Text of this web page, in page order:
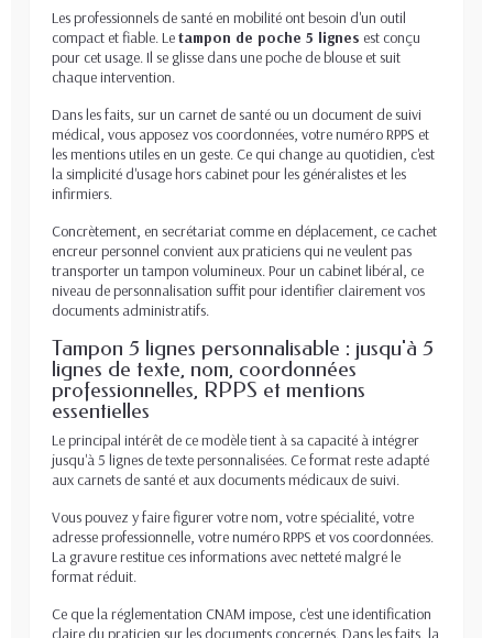
Les professionnels de santé en mobilité ont besoin d'un outil
compact et fiable. Letampon de poche 5 lignes est conçu
pour cet usage. Il se glisse dans une poche de blouse et suit
chaque intervention.
Dans les faits, sur un carnet de santé ou un document de suivi
médical, vous apposez vos coordonnées, votre numéro RPPS et
les mentions utiles en un geste. Ce qui change au quotidien, c'est
la simplicité d'usage hors cabinet pour les généralistes et les
infirmiers.
Concrètement, en secrétariat comme en déplacement, ce cachet
encreur personnel convient aux praticiens qui ne veulent pas
transporter un tampon volumineux. Pour un cabinet libéral, ce
niveau de personnalisation suffit pour identifier clairement vos
documents administratifs.
Tampon 5 lignes personnalisable : jusqu'à 5
lignes de texte, nom, coordonnées
professionnelles, RPPS et mentions
essentielles
Le principal intérêt de ce modèle tient à sa capacité à intégrer
jusqu'à 5 lignes de texte personnalisées. Ce format reste adapté
aux carnets de santé et aux documents médicaux de suivi.
Vous pouvez y faire figurer votre nom, votre spécialité, votre
adresse professionnelle, votre numéro RPPS et vos coordonnées.
La gravure restitue ces informations avec netteté malgré le
format réduit.
Ce que la réglementation CNAM impose, c'est une identification
claire du praticien sur les documents concernés. Dans les faits, la